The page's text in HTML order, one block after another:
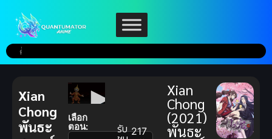
เลือก
ตอน: รับ 217
Xian
Chong
(2021)
พันธะ
Xian
Chong
พันธะ